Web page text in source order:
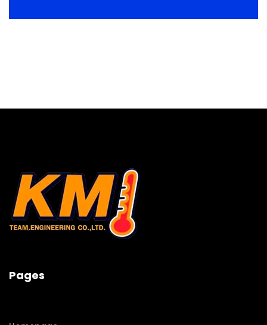
Pages